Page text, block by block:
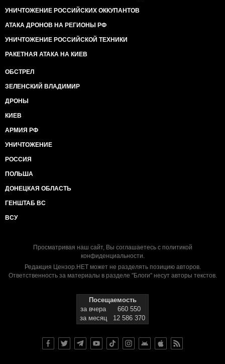
УНИЧТОЖЕНИЕ РОССИЙСКИХ ОККУПАНТОВ
АТАКА ДРОНОВ НА РЕГИОНЫ РФ
УНИЧТОЖЕНИЕ РОССИЙСКОЙ ТЕХНИКИ
РАКЕТНАЯ АТАКА НА КИЕВ
ОБСТРЕЛ
ЗЕЛЕНСКИЙ ВЛАДИМИР
ДРОНЫ
КИЕВ
АРМИЯ РФ
УНИЧТОЖЕНИЕ
РОССИЯ
ПОЛЬША
ДОНЕЦКАЯ ОБЛАСТЬ
ГЕНШТАБ ВС
ВСУ
Просматривая наш сайт, Вы соглашаетесь с политикой
конфиденциальности.
Редакция Цензор.НЕТ может не разделять позицию авторов.
Ответственность за материалы в разделе "Блоги" несут авторы текстов.
Посещаемость
за вчера
660 550
за месяц
12 586 370